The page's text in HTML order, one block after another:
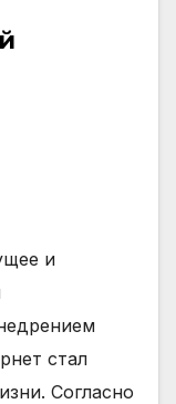
и
стал
Согласно